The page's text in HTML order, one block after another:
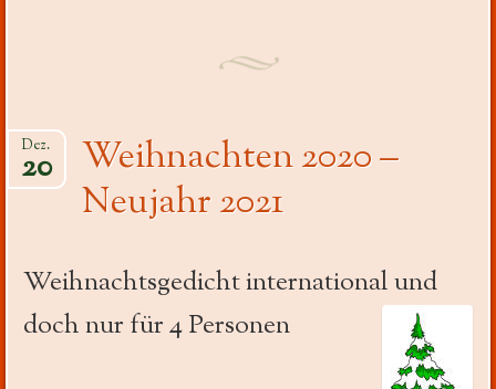
Weihnachten 2020 –
Neujahr 2021
Dez.
20
Weihnachtsgedicht international und
doch nur für 4 Personen